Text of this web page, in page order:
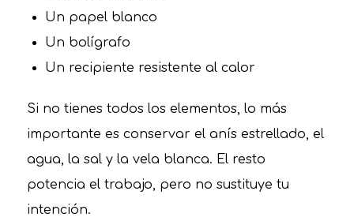
Un papel blanco
Un bolígrafo
Un recipiente resistente al calor
Si no tienes todos los elementos, lo más
importante es conservar el anís estrellado, el
agua, la sal y la vela blanca. El resto
potencia el trabajo, pero no sustituye tu
intención.